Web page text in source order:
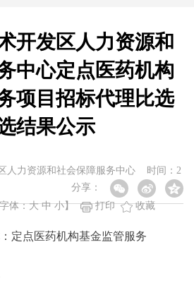
开发区人力资源和
中心定点医药机构
项目招标代理比选
结果公示
人力资源和社会保障服务中心 时间：2
分享：
体：大 中 小】 打印 收藏
点医药机构基金监管服务